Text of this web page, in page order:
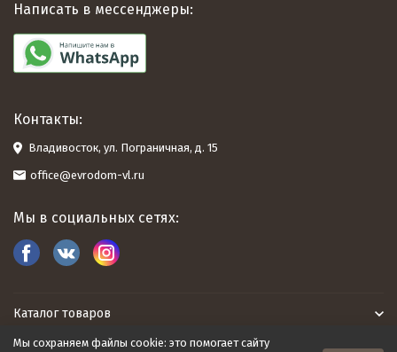
Написать в мессенджеры:
Контакты:
Владивосток, ул. Пограничная, д. 15
office@evrodom-vl.ru
Мы в социальных сетях:
Каталог товаров
Мы сохраняем файлы cookie: это помогает сайту